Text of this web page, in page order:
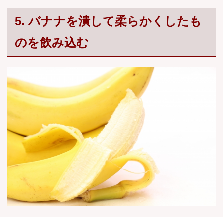
5. バナナを潰して柔らかくしたも
のを飲み込む